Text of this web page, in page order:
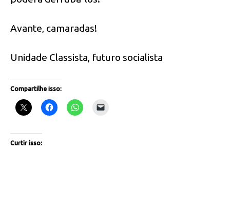
Avante, camaradas!
Unidade Classista, futuro socialista
Compartilhe isso:
Curtir isso: